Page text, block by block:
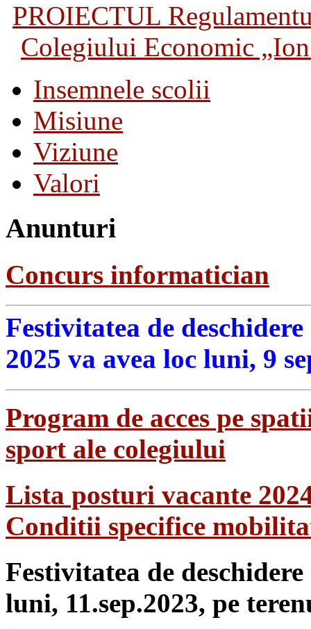
PROIECTUL
Colegiului Economic
Insemnele scolii
Misiune
Viziune
Valori
Anunturi
Concurs informatician
Festivitatea de
2025 va avea loc luni, 9
Program de acces pe
sport ale colegiului
Lista posturi vacante
Conditii specifice
Festivitatea de
luni, 11.sep.2023, pe